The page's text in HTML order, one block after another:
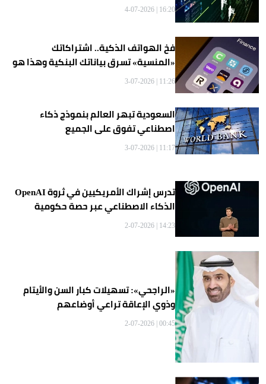
16:20 | 4-07-2026
فخ الهواتف الذكية.. اشتراكاتك
«المنسية» تسرق بياناتك البنكية وهذا هو
طوق النجاة
11:26 | 3-07-2026
السعودية تبهر العالم بنموذج ذكاء
اصطناعي تفوق على الجميع
11:17 | 3-07-2026
OpenAI تدرس إشراك الأمريكيين في ثروة
الذكاء الاصطناعي عبر حصة حكومية
14:23 | 2-07-2026
«الراجحي»: تسهيلات كبار السن والأيتام
وذوي الإعاقة تراعي أوضاعهم
00:45 | 2-07-2026